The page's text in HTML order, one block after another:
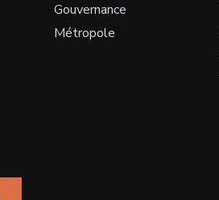
Gouvernance
Métropole